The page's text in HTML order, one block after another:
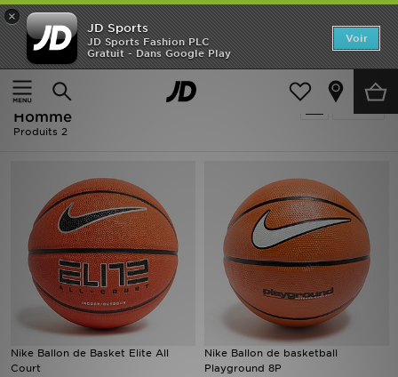
×
JD Sports
JD Sports Fashion PLC
Gratuit - Dans Google Play
Voir
Accueil
Homme Accessoires Homme
Homme - Orange Nike Accessoires
Homme
Produits 2
Nike Ballon de Basket Elite All
Court
Nike Ballon de basketball
Playground 8P
Accueil
Nouveautés
Homme
Enfant
Collections
Marques
Football
Sports